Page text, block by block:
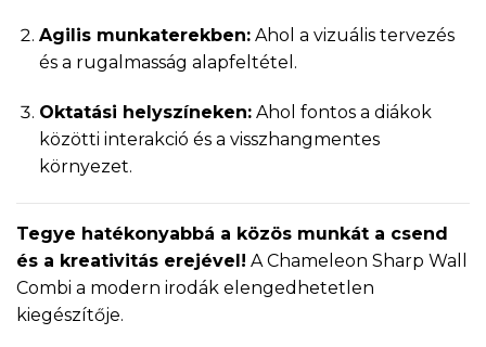
Agilis munkaterekben:Ahol a vizuális tervezés
és a rugalmasság alapfeltétel.
Oktatási helyszíneken:Ahol fontos a diákok
közötti interakció és a visszhangmentes
környezet.
Tegye hatékonyabbá a közös munkát a csend
és a kreativitás erejével! A Chameleon Sharp Wall
Combi a modern irodák elengedhetetlen
kiegészítője.